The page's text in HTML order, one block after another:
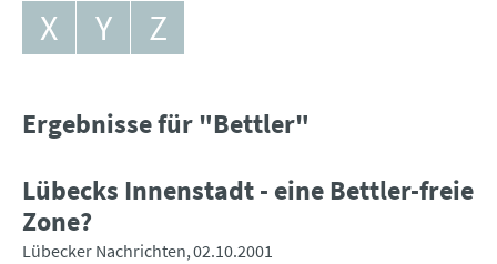
X
Y Z
Ergebnisse für "Bettler"
Lübecks Innenstadt - eine Bettler-freie
Zone?
Lübecker Nachrichten 02.10.2001